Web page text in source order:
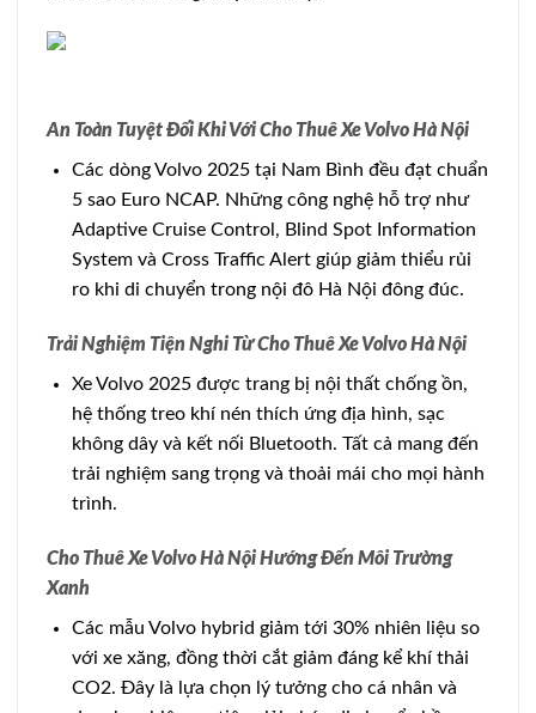
An Toàn Tuyệt Đối Khi Với Cho Thuê Xe Volvo Hà Nội
Các dòng Volvo 2025 tại Nam Bình đều đạt chuẩn
5 sao Euro NCAP. Những công nghệ hỗ trợ như
Adaptive Cruise Control, Blind Spot Information
System và Cross Traffic Alert giúp giảm thiểu rủi
ro khi di chuyển trong nội đô Hà Nội đông đúc.
Trải Nghiệm Tiện Nghi Từ Cho Thuê Xe Volvo Hà Nội
Xe Volvo 2025 được trang bị nội thất chống ồn,
hệ thống treo khí nén thích ứng địa hình, sạc
không dây và kết nối Bluetooth. Tất cả mang đến
trải nghiệm sang trọng và thoải mái cho mọi hành
trình.
Cho Thuê Xe Volvo Hà Nội Hướng Đến Môi Trường
Xanh
Các mẫu Volvo hybrid giảm tới 30% nhiên liệu so
với xe xăng, đồng thời cắt giảm đáng kể khí thải
CO2. Đây là lựa chọn lý tưởng cho cá nhân và